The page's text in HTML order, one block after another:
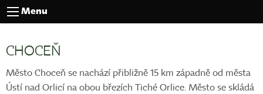
Menu
CHOCEŇ
Město Choceň se nachází přibližně 15 km západně od města
Ústí nad Orlicí na obou březích Tiché Orlice. Město se skládá